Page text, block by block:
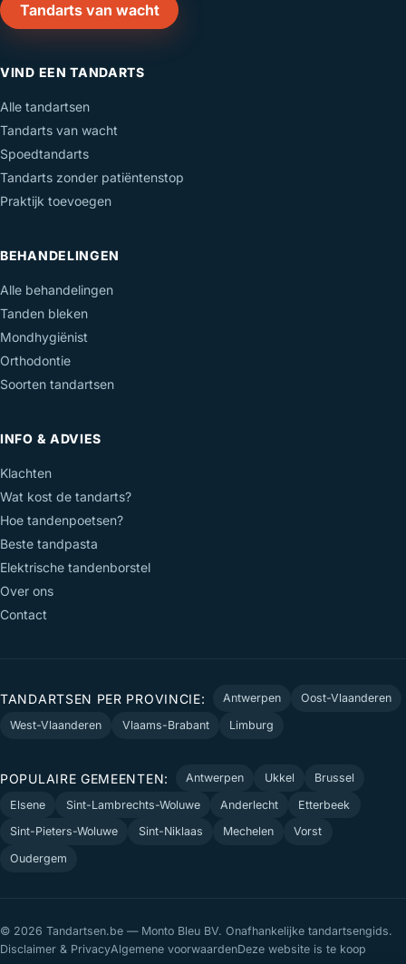
Tandarts van wacht
VIND EEN TANDARTS
Alle tandartsen
Tandarts van wacht
Spoedtandarts
Tandarts zonder patiëntenstop
Praktijk toevoegen
BEHANDELINGEN
Alle behandelingen
Tanden bleken
Mondhygiënist
Orthodontie
Soorten tandartsen
INFO & ADVIES
Klachten
Wat kost de tandarts?
Hoe tandenpoetsen?
Beste tandpasta
Elektrische tandenborstel
Over ons
Contact
TANDARTSEN PER PROVINCIE: Antwerpen
Oost-Vlaanderen
West-Vlaanderen
Vlaams-Brabant Limburg
POPULAIRE GEMEENTEN: Antwerpen Ukkel
Brussel
Elsene
Sint-Lambrechts-Woluwe Anderlecht
Etterbeek
Sint-Pieters-Woluwe
Sint-Niklaas Mechelen
Vorst
Oudergem
© 2026 Tandartsen.be — Monto Bleu BV. Onafhankelijke tandartsengids.
Disclaimer & PrivacyAlgemene voorwaardenDeze website is te koop